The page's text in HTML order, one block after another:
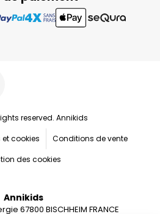
reserved. Annikids
et cookies
Conditions de vente
des cookies
Annikids
67800 BISCHHEIM FRANCE